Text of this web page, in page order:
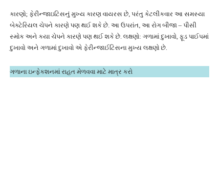
કારણો; ફેરીન્જાઇટિસનું મુખ્ય કારણ વાયરસ છે, પરંતુ કેટલીકવાર આ સમસ્યા
બેક્ટેરિયલ ચેપને કારણે પણ થઈ શકે છે. આ ઉપરાંત, આ રોગ બીજા – પીસી
સ્મોક અને કયા ચેપને કારણે પણ થઈ શકે છે. લક્ષણો: ગળામાં દુખાવો, ફૂડ પાઈપમાં
દુખાવો અને ગળામાં દુખાવો એ ફેરીન્જાઈટિસના મુખ્ય લક્ષણો છે.
ગળાના ઇન્ફેકશનમાં રાહત મેળવવા માટે માત્ર કરો